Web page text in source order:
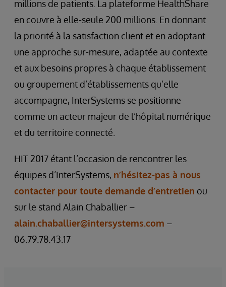
millions de patients. La plateforme HealthShare
en couvre à elle-seule 200 millions. En donnant
la priorité à la satisfaction client et en adoptant
une approche sur-mesure, adaptée au contexte
et aux besoins propres à chaque établissement
ou groupement d’établissements qu’elle
accompagne, InterSystems se positionne
comme un acteur majeur de l’hôpital numérique
et du territoire connecté.
HIT 2017 étant l’occasion de rencontrer les
équipes d’InterSystems, n’hésitez-pas à nous
contacter pour toute demande d’entretien ou
sur le stand Alain Chaballier –
alain.chaballier@intersystems.com –
06.79.78.43.17